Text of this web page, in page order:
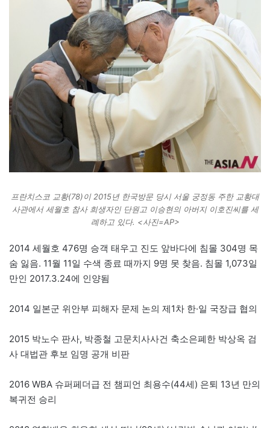
프란치스코 교황(78)이 2015년 한국방문 당시 서울 궁정동 주한 교황대
사관에서 세월호 참사 희생자인 단원고 이승현의 아버지 이호진씨를 세
례하고 있다. <사진=AP>
2014 세월호 476명 승객 태우고 진도 앞바다에 침몰 304명 목
숨 잃음. 11월 11일 수색 종료 때까지 9명 못 찾음. 침몰 1,073일
만인 2017.3.24에 인양됨
2014 일본군 위안부 피해자 문제 논의 제1차 한·일 국장급 협의
2015 박노수 판사, 박종철 고문치사사건 축소은폐한 박상옥 검
사 대법관 후보 임명 공개 비판
2016 WBA 슈퍼페더급 전 챔피언 최용수(44세) 은퇴 13년 만의
복귀전 승리